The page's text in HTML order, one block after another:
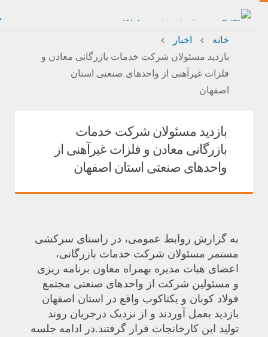
خانه
اخبار
بازدید مسئولان شرکت خدمات بازرگانی معادن و
فلزات غیرآهنی از واحدهای صنعتی استان
اصفهان
بازدید مسئولان شرکت خدمات
بازرگانی معادن و فلزات غیرآهنی از
واحدهای صنعتی استان اصفهان
به گزارش روابط عمومی، در راستای سرکشی
مستمر مسئولان شرکت خدمات بازرگانی،
اعضای هیات مدیره بهمراه معاون برنامه ریزی
و مسئولین شرکت از واحدهای صنعتی مجتمع
فولاد کوبان و یکتاکوب واقع در استان اصفهان
بازدید بعمل آوردند و از نزدیک درجریان روند
تولید این کارخانجات قرار گرفتند.در ادامه جلسه